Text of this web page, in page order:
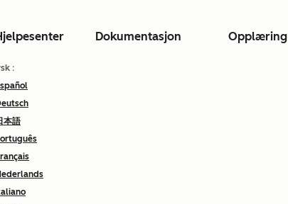
Dokumentasjon Opplæring
:
本語